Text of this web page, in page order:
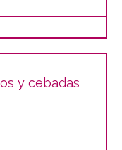
y cebadas